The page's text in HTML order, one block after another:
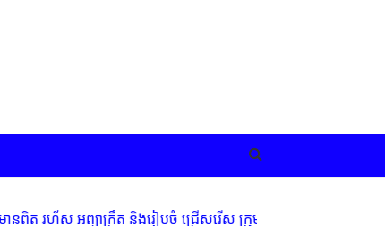
ស អព្យាក្រឹត និងរៀបចំ ជ្រើសរើស ក្រុមការងារ នៅតាមបណ្តាលរាជ